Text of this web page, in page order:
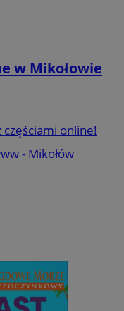
w Mikołowie
online!
- Mikołów